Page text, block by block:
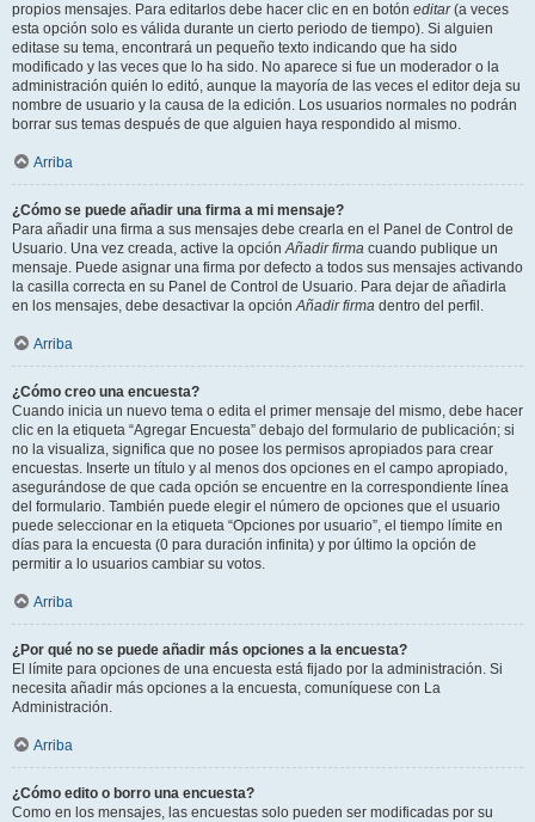
propios mensajes. Para editarlos debe hacer clic en en botón editar(a veces
esta opción solo es válida durante un cierto periodo de tiempo). Si alguien
editase su tema, encontrará un pequeño texto indicando que ha sido
modificado y las veces que lo ha sido. No aparece si fue un moderador o la
administración quién lo editó, aunque la mayoría de las veces el editor deja su
nombre de usuario y la causa de la edición. Los usuarios normales no podrán
borrar sus temas después de que alguien haya respondido al mismo.
Arriba
¿Cómo se puede añadir una firma a mi mensaje?
Para añadir una firma a sus mensajes debe crearla en el Panel de Control de
Usuario. Una vez creada, active la opciónAñadir firma cuando publique un
mensaje. Puede asignar una firma por defecto a todos sus mensajes activando
la casilla correcta en su Panel de Control de Usuario. Para dejar de añadirla
en los mensajes, debe desactivar la opciónAñadir firma dentro del perfil.
Arriba
¿Cómo creo una encuesta?
Cuando inicia un nuevo tema o edita el primer mensaje del mismo, debe hacer
clic en la etiqueta “Agregar Encuesta” debajo del formulario de publicación; si
no la visualiza, significa que no posee los permisos apropiados para crear
encuestas. Inserte un título y al menos dos opciones en el campo apropiado,
asegurándose de que cada opción se encuentre en la correspondiente línea
del formulario. También puede elegir el número de opciones que el usuario
puede seleccionar en la etiqueta “Opciones por usuario”, el tiempo límite en
días para la encuesta (0 para duración infinita) y por último la opción de
permitir a lo usuarios cambiar su votos.
Arriba
¿Por qué no se puede añadir más opciones a la encuesta?
El límite para opciones de una encuesta está fijado por la administración. Si
necesita añadir más opciones a la encuesta, comuníquese con La
Administración.
Arriba
¿Cómo edito o borro una encuesta?
Como en los mensajes, las encuestas solo pueden ser modificadas por su